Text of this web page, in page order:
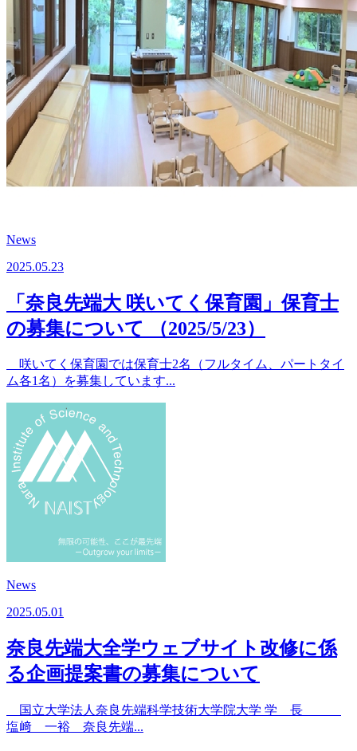
News
2025.05.23
「奈良先端大 咲いてく保育園」保育士
の募集について （2025/5/23）
咲いてく保育園では保育士2名（フルタイム、パートタイ
ム各1名）を募集しています...
News
2025.05.01
奈良先端大全学ウェブサイト改修に係
る企画提案書の募集について
国立大学法人奈良先端科学技術大学院大学 学 長
塩﨑 一裕 奈良先端...